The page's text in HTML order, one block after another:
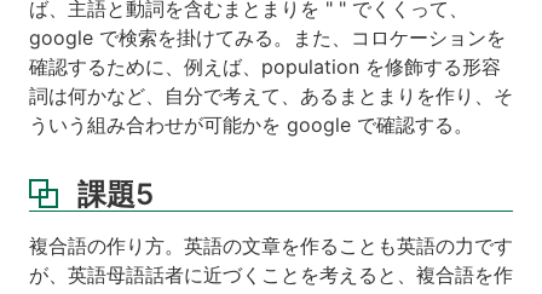
ば、主語と動詞を含むまとまりを " " でくくって、
google で検索を掛けてみる。また、コロケーションを
確認するために、例えば、population を修飾する形容
詞は何かなど、自分で考えて、あるまとまりを作り、そ
ういう組み合わせが可能かを google で確認する。
課題5
複合語の作り方。英語の文章を作ることも英語の力です
が、英語母語話者に近づくことを考えると、複合語を作